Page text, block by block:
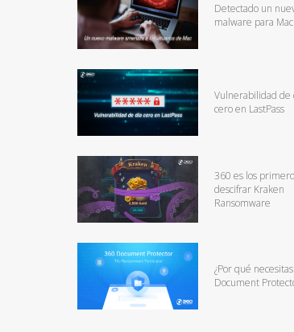
Detectado un
malware para Mac
Vulnerabilidad de
cero en LastPass
360 es los
descifrar Kraken
Ransomware
¿Por qué
Document